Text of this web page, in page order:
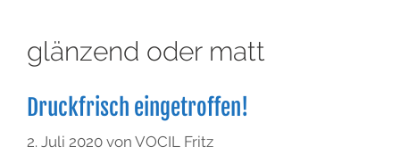
glänzend oder matt
Druckfrisch eingetroffen!
2. Juli 2020 von VOCIL Fritz